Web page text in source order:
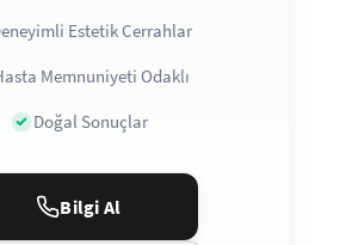
Estetik Cerrahlar
Memnuniyeti Odaklı
Doğal Sonuçlar
Bilgi Al